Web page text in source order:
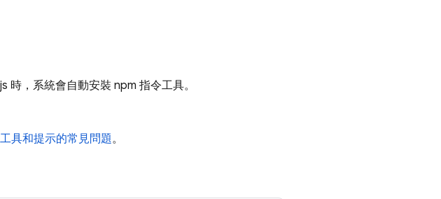
時，系統會自動安裝 npm 指令工具。
具和提示的常見問題。